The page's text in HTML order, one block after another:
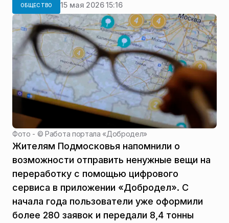
ОБЩЕСТВО 15 мая 2026 15:16
Фото - ©Работа портала «Добродел»
Жителям Подмосковья напомнили о
возможности отправить ненужные вещи на
переработку с помощью цифрового
сервиса в приложении «Добродел». С
начала года пользователи уже оформили
более 280 заявок и передали 8,4 тонны